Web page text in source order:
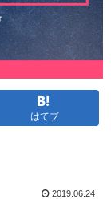
はてブ
2019.06.24